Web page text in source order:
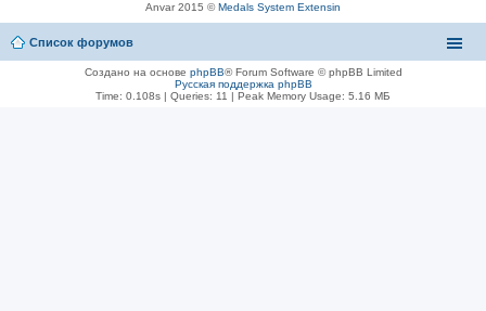
Anvar 2015 ©Medals System Extensin
Список форумов
Создано на основе phpBB® Forum Software © phpBB Limited
Русская поддержка phpBB
Time: 0.108s | Queries: 11 | Peak Memory Usage: 5.16 МБ